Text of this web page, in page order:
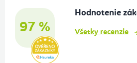
97 %
Hodnotenie
Všetky recenzie